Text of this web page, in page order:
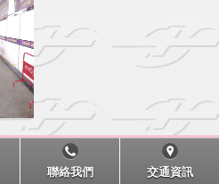
聯絡我們 交通資訊